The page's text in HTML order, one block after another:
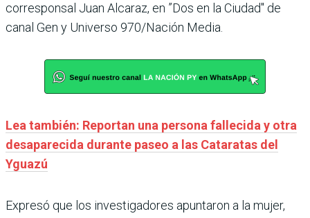
corresponsal Juan Alcaraz, en ”Dos en la Ciudad" de
canal Gen y Universo 970/Nación Media.
Lea también: Reportan una persona fallecida y otra
desaparecida durante paseo a las Cataratas del
Yguazú
Expresó que los investigadores apuntaron a la mujer,